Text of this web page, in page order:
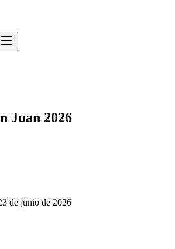
Juan 2026
de junio de 2026